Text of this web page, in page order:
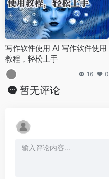
写作软件使用 AI 写作软件使用
教程，轻松上手
16 0
暂无评论